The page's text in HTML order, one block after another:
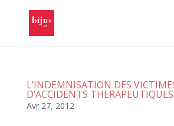
L’INDEMNISATION DES
D’ACCIDENTS THERAPEUTIQUES
Avr 27, 2012